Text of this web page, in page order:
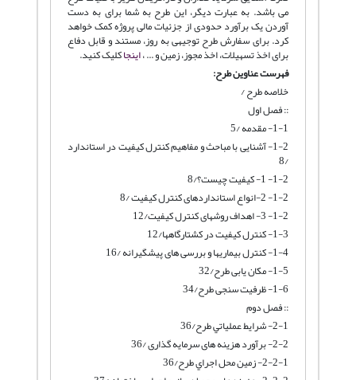
می باشد. به عبارت دیگر، این طرح به شما برای به دست
آوردن یک برآورد حدودی از جزئیات مالی پروژه کمک خواهد
کرد. برای سفارش طرح توجیهی به روز، مستند و قابل دفاع
برای اخذ تسهیلات، اخذ مجوز، زمین و ... ،اینجاکلیک کنید.
فهرست عناوین طرح:
خلاصه طرح /
:: فصل اول
1-1- مقدمه /5
1-2- آشنایی با مباحث و مفاهیم کنترل کیفیت در استاندارد
/8
1-2- 1- کیفیت چیست؟/8
1-2- 2-انواع استانداردهای کنترل کیفیت /8
1-2- 3- اهداف روشهای کنترل کیفیت/12
1-3- کنترل کیفیت در کشتارگاهها/12
1-4- کنترل بیماریها و بررسی های پیشگیرانه /16
1-5- مکان یابی طرح/32
1-6- ظرفیت سنجی طرح/34
:: فصل دوم
2-1- شرايط عملياتي طرح/36
2-2- برآورد هزینه های سرمایه گذاری /36
2-2-1- زمين محل اجراي طرح/36